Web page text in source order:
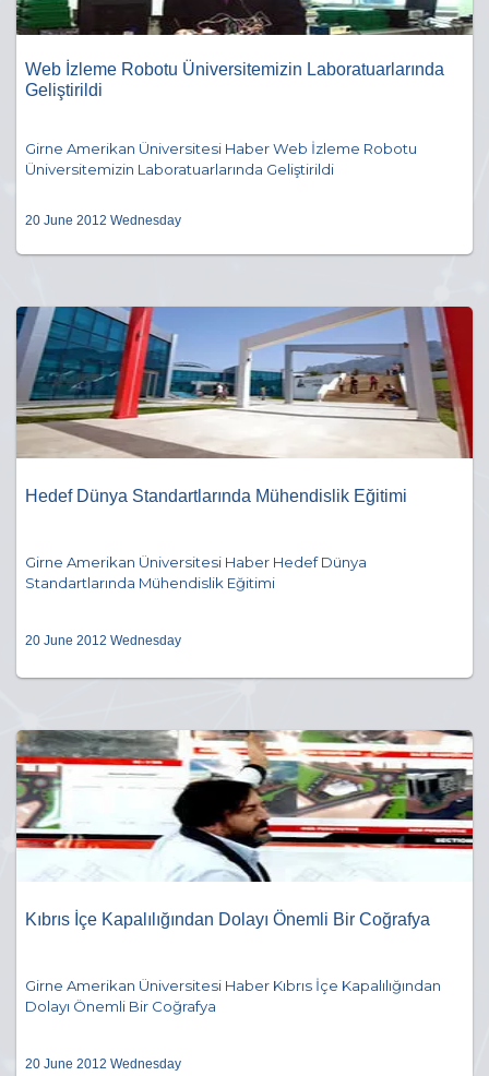
Web İzleme Robotu Üniversitemizin Laboratuarlarında
Geliştirildi
Girne Amerikan Üniversitesi Haber Web İzleme Robotu
Üniversitemizin Laboratuarlarında Geliştirildi
20 June 2012 Wednesday
Hedef Dünya Standartlarında Mühendislik Eğitimi
Girne Amerikan Üniversitesi Haber Hedef Dünya
Standartlarında Mühendislik Eğitimi
20 June 2012 Wednesday
Kıbrıs İçe Kapalılığından Dolayı Önemli Bir Coğrafya
Girne Amerikan Üniversitesi Haber Kıbrıs İçe Kapalılığından
Dolayı Önemli Bir Coğrafya
20 June 2012 Wednesday